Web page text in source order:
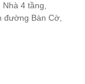
Nhà 4 tầng,
đường Bàn Cờ,